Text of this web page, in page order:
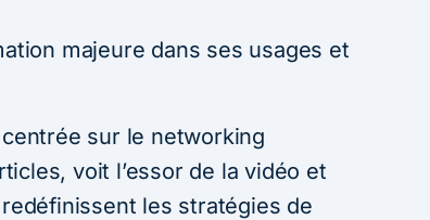
majeure dans ses usages et
sur le networking
voit l’essor de la vidéo et
les stratégies de